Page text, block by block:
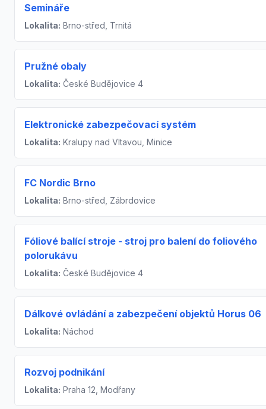
Semináře
Lokalita: Brno-střed, Trnitá
Pružné obaly
Lokalita: České Budějovice 4
Elektronické zabezpečovací systém
Lokalita: Kralupy nad Vltavou, Minice
FC Nordic Brno
Lokalita: Brno-střed, Zábrdovice
Fóliové balící stroje - stroj pro balení do foliového
polorukávu
Lokalita: České Budějovice 4
Dálkové ovládání a zabezpečení objektů Horus 06
Lokalita: Náchod
Rozvoj podnikání
Lokalita: Praha 12, Modřany